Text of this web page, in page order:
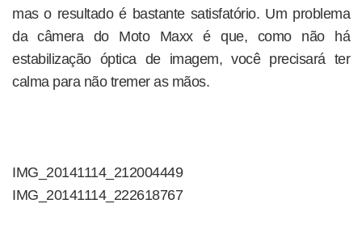
mas o resultado é bastante satisfatório. Um problema
da câmera do Moto Maxx é que, como não há
estabilização óptica de imagem, você precisará ter
calma para não tremer as mãos.
IMG_20141114_212004449
IMG_20141114_222618767